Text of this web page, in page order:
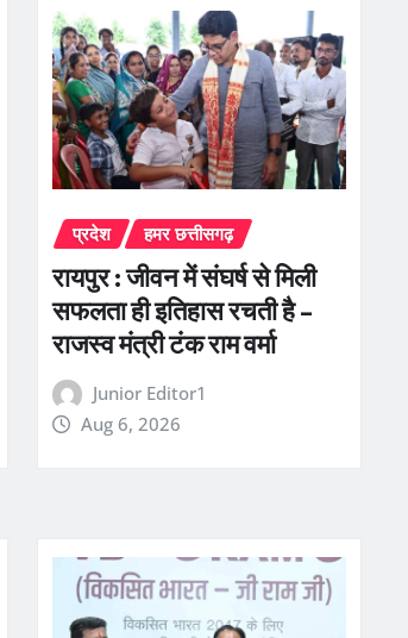
प्रदेश हमर छत्तीसगढ़
रायपुर : जीवन में संघर्ष से मिली
सफलता ही इतिहास रचती है –
राजस्व मंत्री टंक राम वर्मा
Junior Editor1
Aug 6, 2026